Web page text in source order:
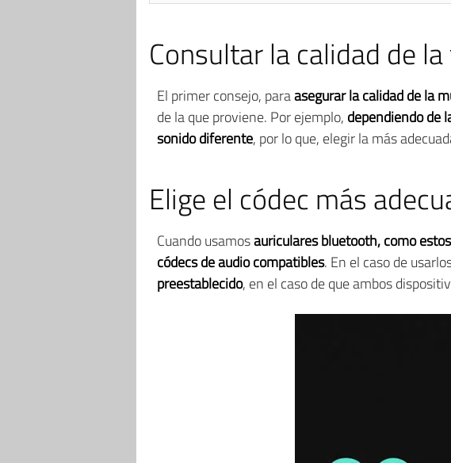
Consultar la calidad de
El primer consejo, paraasegurar la calidad de la
de la que proviene. Por ejemplo, dependiendo de
sonido diferente, por lo que, elegir la más
Elige el códec más
Cuando usamosauriculares bluetooth, como
códecs de audio compatibles. En el caso de
preestablecido, en el caso de que ambos